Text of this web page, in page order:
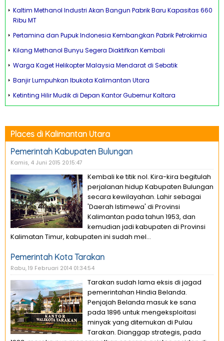
Kaltim Methanol Industri Akan Bangun Pabrik Baru Kapasitas 660
Ribu MT
Pertamina dan Pupuk Indonesia Kembangkan Pabrik Petrokimia
Kilang Methanol Bunyu Segera Diaktifkan Kembali
Warga Kaget Helikopter Malaysia Mendarat di Sebatik
Banjir Lumpuhkan Ibukota Kalimantan Utara
Ketinting Hilir Mudik di Depan Kantor Gubernur Kaltara
Places di Kalimantan Utara
Pemerintah Kabupaten Bulungan
Kamis, 4 Juni 2015 20:15:47
Kembali ke titik nol. Kira-kira begitulah
perjalanan hidup Kabupaten Bulungan
secara kewilayahan. Lahir sebagai
'Daerah Istimewa' di Provinsi
Kalimantan pada tahun 1953, dan
kemudian jadi kabupaten di Provinsi
Kalimatan Timur, kabupaten ini sudah mel...
Pemerintah Kota Tarakan
Rabu, 19 Februari 2014 01:34:54
Tarakan sudah lama eksis di jagad
pemerintahan Hindia Belanda.
Penjajah Belanda masuk ke sana
pada 1896 untuk mengeksploitasi
minyak yang ditemukan di Pulau
Tarakan. Dianggap strategis, pada